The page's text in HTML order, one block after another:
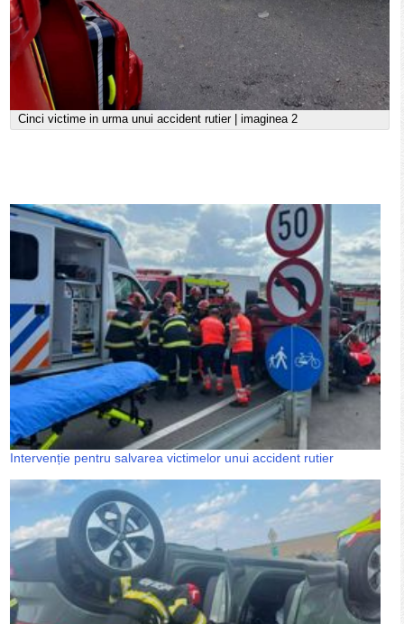
Cinci victime in urma unui accident rutier | imaginea 2
Intervenție pentru salvarea victimelor unui accident rutier